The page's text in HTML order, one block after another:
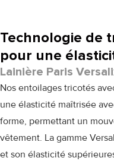
Technologie de
pour une
Lainière Paris
Nos entoilages tricotés
une élasticité maîtrisée
forme, permettant un
vêtement. La gamme
et son élasticité